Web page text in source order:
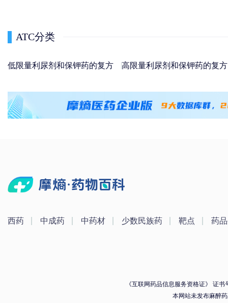
ATC分类
低限量利尿剂和保钾药的复方 高限量利尿剂和保钾药的复方
西药 中成药 中药材 少数民族药 靶点 药
《互联网药品信息服务资格证》 证书
本网站未发布麻醉